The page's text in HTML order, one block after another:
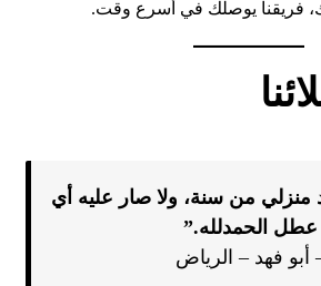
فريقنا يوصلك في أسرع وقت.
منزلي من سنة، ولا صار عليه أي
عطل الحمدلله.”
أبو فهد – الرياض